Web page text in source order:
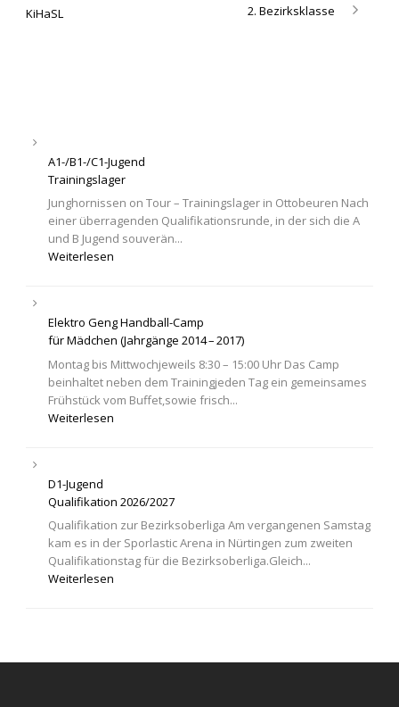
KiHaSL
2. Bezirksklasse
A1-/B1-/C1-Jugend
Trainingslager
Junghornissen on Tour – Trainingslager in Ottobeuren Nach
einer überragenden Qualifikationsrunde, in der sich die A
und B Jugend souverän...
Weiterlesen
Elektro Geng Handball-Camp
für Mädchen (Jahrgänge 2014 – 2017)
Montag bis Mittwochjeweils 8:30 – 15:00 Uhr Das Camp
beinhaltet neben dem Trainingjeden Tag ein gemeinsames
Frühstück vom Buffet,sowie frisch...
Weiterlesen
D1-Jugend
Qualifikation 2026/2027
Qualifikation zur Bezirksoberliga Am vergangenen Samstag
kam es in der Sporlastic Arena in Nürtingen zum zweiten
Qualifikationstag für die Bezirksoberliga.Gleich...
Weiterlesen